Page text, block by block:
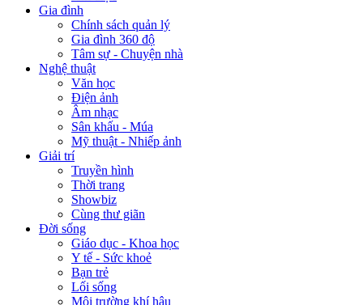
Gia đình
Chính sách quản lý
Gia đình 360 độ
Tâm sự - Chuyện nhà
Nghệ thuật
Văn học
Điện ảnh
Âm nhạc
Sân khấu - Múa
Mỹ thuật - Nhiếp ảnh
Giải trí
Truyền hình
Thời trang
Showbiz
Cùng thư giãn
Đời sống
Giáo dục - Khoa học
Y tế - Sức khoẻ
Bạn trẻ
Lối sống
Môi trường khí hậu